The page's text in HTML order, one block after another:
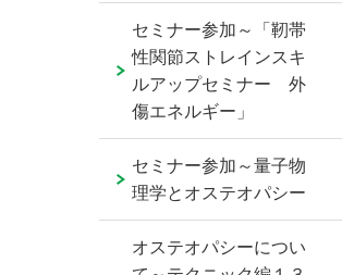
セミナー参加～「靭帯
性関節ストレインスキ
ルアップセミナー 外
傷エネルギー」
セミナー参加～量子物
理学とオステオパシー
オステオパシーについ